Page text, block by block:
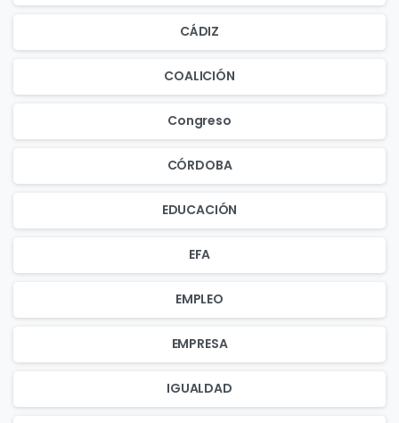
CÁDIZ
COALICIÓN
Congreso
CÓRDOBA
EDUCACIÓN
EFA
EMPLEO
EMPRESA
IGUALDAD